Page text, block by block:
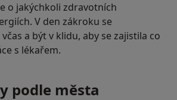
o jakýchkoli zdravotních
V den zákroku se
a být v klidu, aby se zajistila co
s lékařem.
podle města